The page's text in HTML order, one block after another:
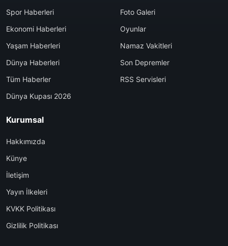
Spor Haberleri
Ekonomi Haberleri
Yaşam Haberleri
Dünya Haberleri
Tüm Haberler
Dünya Kupası 2026
Foto Galeri
Oyunlar
Namaz Vakitleri
Son Depremler
RSS Servisleri
Kurumsal
Hakkımızda
Künye
İletişim
Yayın İlkeleri
KVKK Politikası
Gizlilik Politikası